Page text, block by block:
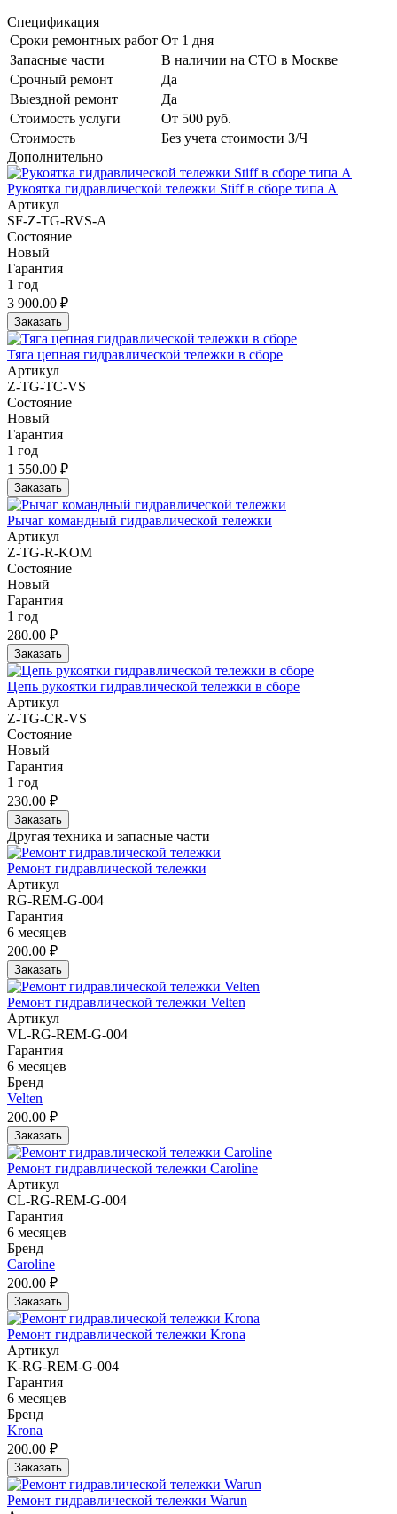
Спецификация
Сроки ремонтных работ От 1 дня
Запасные части
В наличии на СТО в Москве
Срочный ремонт
Да
Выездной ремонт
Да
Стоимость услуги
От 500 руб.
Стоимость
Без учета стоимости З/Ч
Дополнительно
Рукоятка гидравлической тележки Stiff в сборе типа A
Артикул
SF-Z-TG-RVS-A
Состояние
Новый
Гарантия
1 год
3 900.00 ₽
Заказать
Тяга цепная гидравлической тележки в сборе
Артикул
Z-TG-TC-VS
Состояние
Новый
Гарантия
1 год
1 550.00 ₽
Заказать
Рычаг командный гидравлической тележки
Артикул
Z-TG-R-KOM
Состояние
Новый
Гарантия
1 год
280.00 ₽
Заказать
Цепь рукоятки гидравлической тележки в сборе
Артикул
Z-TG-CR-VS
Состояние
Новый
Гарантия
1 год
230.00 ₽
Заказать
Другая техника и запасные части
Ремонт гидравлической тележки
Артикул
RG-REM-G-004
Гарантия
6 месяцев
200.00 ₽
Заказать
Ремонт гидравлической тележки Velten
Артикул
VL-RG-REM-G-004
Гарантия
6 месяцев
Бренд
Velten
200.00 ₽
Заказать
Ремонт гидравлической тележки Caroline
Артикул
CL-RG-REM-G-004
Гарантия
6 месяцев
Бренд
Caroline
200.00 ₽
Заказать
Ремонт гидравлической тележки Krona
Артикул
K-RG-REM-G-004
Гарантия
6 месяцев
Бренд
Krona
200.00 ₽
Заказать
Ремонт гидравлической тележки Warun